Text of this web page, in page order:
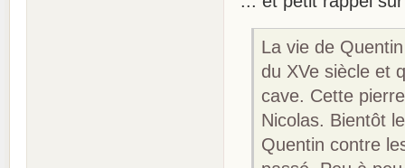
La vie de
du XVe siècle et
cave. Cette
Nicolas. Bientôt
Quentin contre